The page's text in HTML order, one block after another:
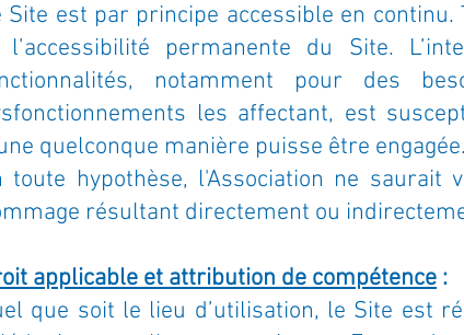
Site est par principe accessible en
l’accessibilité permanente du Site.
notamment pour des
les affectant, est
quelconque manière puisse être engagée.
toute hypothèse, l'Association ne saurait
résultant directement ou
applicable et attribution de compétence :
que soit le lieu d’utilisation, le Site est